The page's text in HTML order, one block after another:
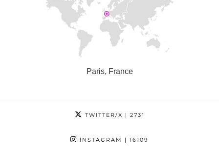
Paris, France
TWITTER/X | 2731
INSTAGRAM | 16109